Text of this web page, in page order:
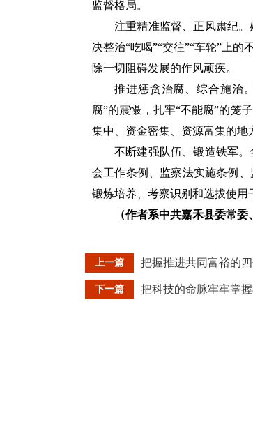
监督格局。
注重精准监督、正风肃纪
决整治“吃喝”“交往”“车轮”上
除一切阻碍发展的作风顽疾。
推进惩贪治腐、综合施治
腐”的震慑，扎牢“不能腐”的笼
集中、资金密集、资源富集的地
不断建强队伍、锻造铁军
会工作条例、监察法实施条例
锻炼培养、考察识别和选拔使用
（作者系中共嘉禾县委常
上一篇 把握推进共同富裕的
下一篇 把科技的命脉牢牢掌